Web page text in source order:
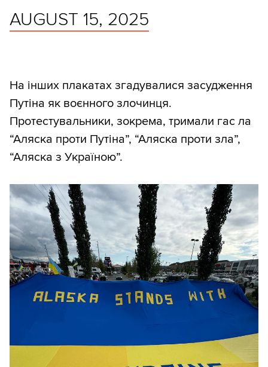
AUGUST 15, 2025
На інших плакатах згадувалися засудження
Путіна як воєнного злочинця.
Протестувальники, зокрема, тримали гас ла
“Аляска проти Путіна”, “Аляска проти зла”,
“Аляска з Україною”.